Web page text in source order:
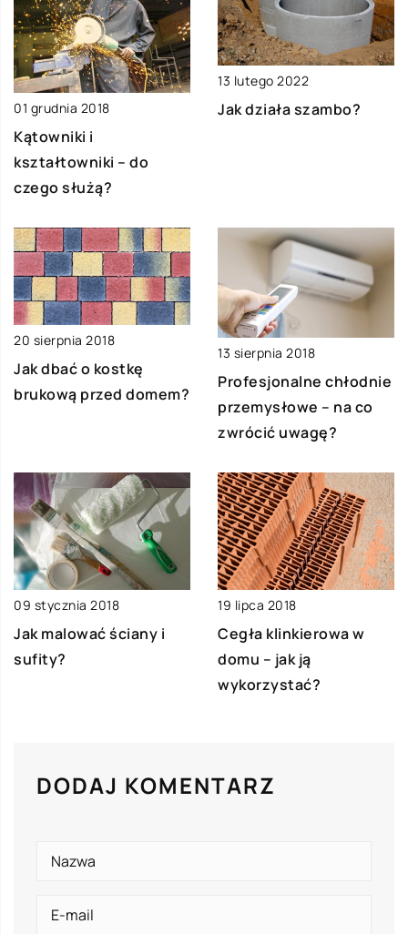
01 grudnia 2018
Kątowniki i
kształtowniki – do
czego służą?
13 lutego 2022
Jak działa szambo?
20 sierpnia 2018
Jak dbać o kostkę
brukową przed domem?
13 sierpnia 2018
Profesjonalne chłodnie
przemysłowe – na co
zwrócić uwagę?
09 stycznia 2018
Jak malować ściany i
sufity?
19 lipca 2018
Cegła klinkierowa w
domu – jak ją
wykorzystać?
DODAJ KOMENTARZ